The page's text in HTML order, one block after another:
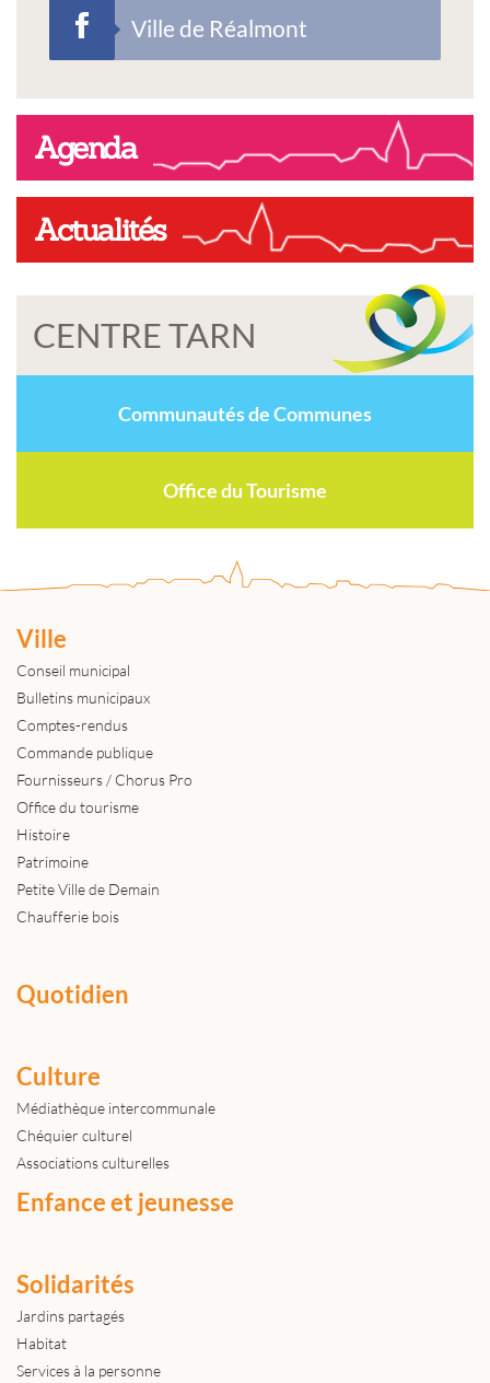
Ville de Réalmont
Agenda
Actualités
CENTRE TARN
Communautés de Communes
Office du Tourisme
Ville
Conseil municipal
Bulletins municipaux
Comptes-rendus
Commande publique
Fournisseurs / Chorus Pro
Office du tourisme
Histoire
Patrimoine
Petite Ville de Demain
Chaufferie bois
Quotidien
Culture
Médiathèque intercommunale
Chéquier culturel
Associations culturelles
Enfance et jeunesse
Solidarités
Jardins partagés
Habitat
Services à la personne